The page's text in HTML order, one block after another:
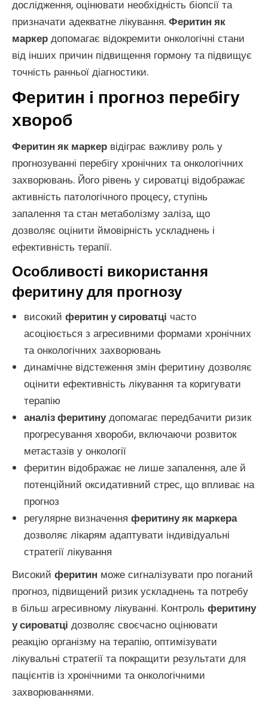
дослідження, оцінювати необхідність біопсії та
призначати адекватне лікування. Феритин як
маркер допомагає відокремити онкологічні стани
від інших причин підвищення гормону та підвищує
точність ранньої діагностики.
Феритин і прогноз перебігу
хвороб
Феритин як маркер відіграє важливу роль у
прогнозуванні перебігу хронічних та онкологічних
захворювань. Його рівень у сироватці відображає
активність патологічного процесу, ступінь
запалення та стан метаболізму заліза, що
дозволяє оцінити ймовірність ускладнень і
ефективність терапії.
Особливості використання
феритину для прогнозу
високий феритин у сироватці часто
асоціюється з агресивними формами хронічних
та онкологічних захворювань
динамічне відстеження змін феритину дозволяє
оцінити ефективність лікування та коригувати
терапію
аналіз феритинудопомагає передбачити ризик
прогресування хвороби, включаючи розвиток
метастазів у онкології
феритин відображає не лише запалення, але й
потенційний оксидативний стрес, що впливає на
прогноз
регулярне визначення феритину як маркера
дозволяє лікарям адаптувати індивідуальні
стратегії лікування
Високий феритин може сигналізувати про поганий
прогноз, підвищений ризик ускладнень та потребу
в більш агресивному лікуванні. Контроль феритину
у сироватці дозволяє своєчасно оцінювати
реакцію організму на терапію, оптимізувати
лікувальні стратегії та покращити результати для
пацієнтів із хронічними та онкологічними
захворюваннями.